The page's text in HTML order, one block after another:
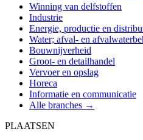
Winning van delfstoffen
Industrie
Energie, productie en
Water; afval- en
Bouwnijverheid
Groot- en detailhandel
Vervoer en opslag
Horeca
Informatie en communicatie
Alle branches →
PLAATSEN